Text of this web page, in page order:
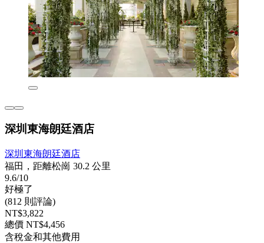
深圳東海朗廷酒店
深圳東海朗廷酒店
福田，距離松崗 30.2 公里
9.6/10
好極了
(812 則評論)
NT$3,822
總價 NT$4,456
含稅金和其他費用